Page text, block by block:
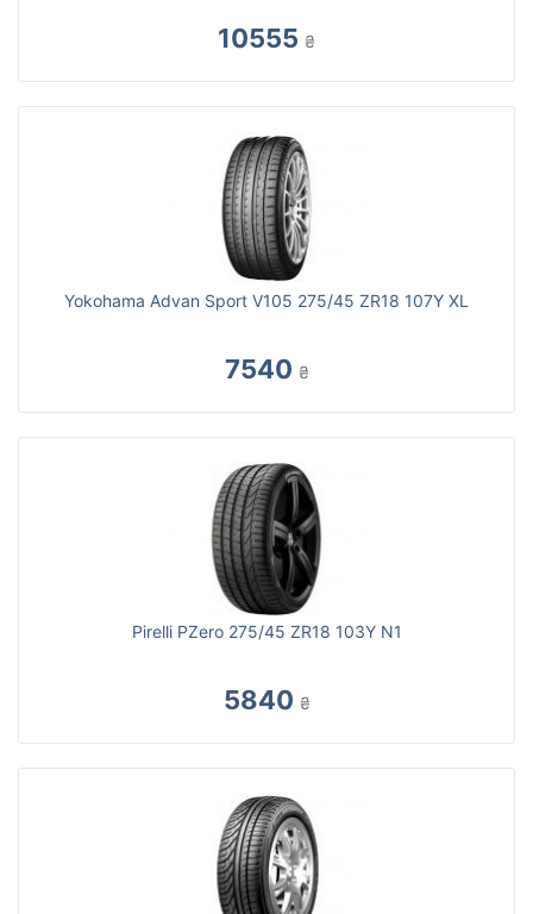
10555 ₴
Yokohama Advan Sport V105 275/45 ZR18 107Y XL
7540 ₴
Pirelli PZero 275/45 ZR18 103Y N1
5840 ₴